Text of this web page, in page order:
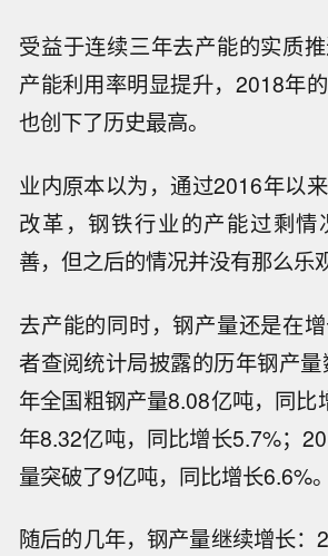
受益于连续三年去产能的实质
产能利用率明显提升，2018年的
也创下了历史最高。
业内原本以为，通过2016年以
改革，钢铁行业的产能过剩情
善，但之后的情况并没有那么乐
去产能的同时，钢产量还是在
者查阅统计局披露的历年钢产
年全国粗钢产量8.08亿吨，同比
年8.32亿吨，同比增长5.7%；
量突破了9亿吨，同比增长6.6%。
随后的几年，钢产量继续增长